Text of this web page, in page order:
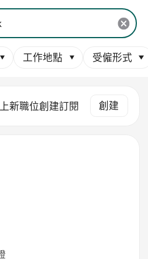
工作地點 受僱形式
新職位創建訂閱 創建